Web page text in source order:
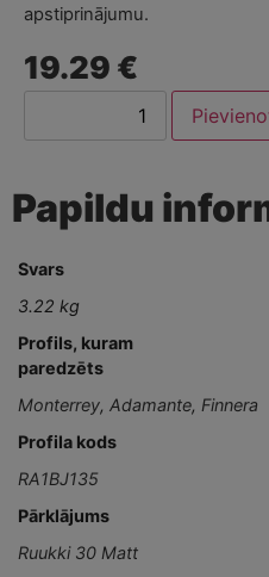
apstiprinājumu.
19.29 €
Papildu
Svars
3.22 kg
Profils, kuram
paredzēts
Monterrey, Adamante, Finnera
Profila kods
RA1BJ135
Pārklājums
Ruukki 30 Matt